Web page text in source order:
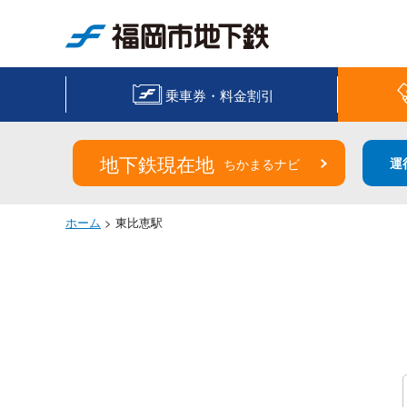
乗車券・料金割引
地下鉄現在地 ちかまるナビ 運
ホーム > 東比恵駅